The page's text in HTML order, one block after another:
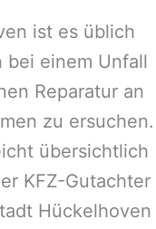
ist es üblich
bei einem Unfall
Reparatur an
zu ersuchen.
übersichtlich
KFZ-Gutachter
Hückelhoven